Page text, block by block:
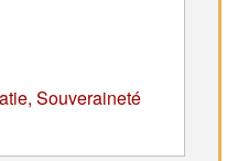
Souveraineté